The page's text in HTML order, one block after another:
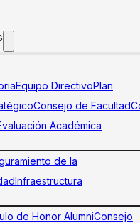
Equipo DirectivoPlan
Consejo de Facultad
Académica
de la
Infraestructura
de Honor AlumniConsejo